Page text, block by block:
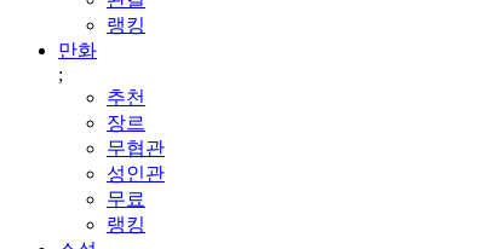
랭킹
만화
;
추천
장르
무협관
성인관
무료
랭킹